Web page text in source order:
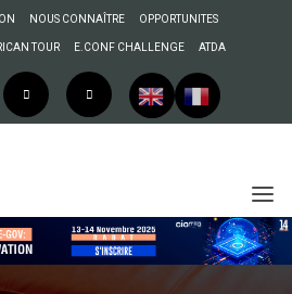
NOUS CONNAÎTRE OPPORTUNITES
TOUR E.CONF CHALLENGE ATDA